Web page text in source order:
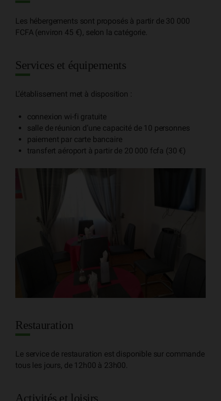
Les hébergements sont proposés à partir de 30 000
FCFA (environ 45 €), selon la catégorie.
Services et équipements
L’établissement met à disposition :
connexion wi-fi gratuite
salle de réunion d’une capacité de 10 personnes
paiement par carte bancaire
transfert aéroport à partir de 20 000 fcfa (30 €)
Restauration
Le service de restauration est disponible sur commande
tous les jours, de 12h00 à 23h00.
Activités et loisirs